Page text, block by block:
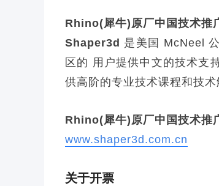
Rhino(犀牛)原厂中国技术推
Shaper3d 是美国 McNeel
区的 用户提供中文的技术支
供高阶的专业技术课程和技
Rhino(犀牛)原厂中国技术推
www.shaper3d.com.cn
关于开票